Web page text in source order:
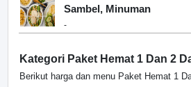
Sambel, Minuman
-
Kategori Paket Hemat 1 Dan 2
Berikut harga dan menu Paket Hemat 1